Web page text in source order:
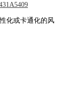
化或卡通化的风